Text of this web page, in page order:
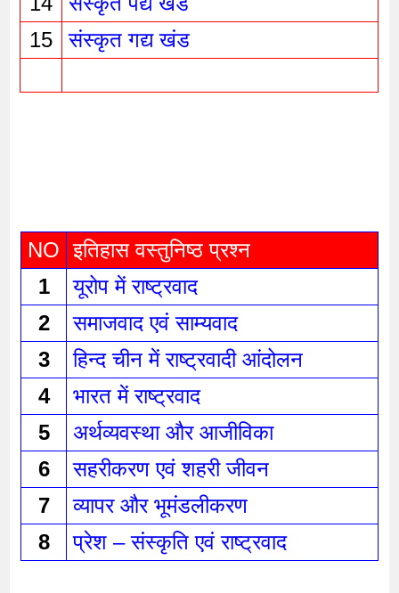
15
संस्कृत गद्य खंड
NO इतिहास वस्तुनिष्ठ प्रश्न
1
यूरोप में राष्ट्रवाद
2
समाजवाद एवं साम्यवाद
3
हिन्द चीन में राष्ट्रवादी आंदोलन
4
भारत में राष्ट्रवाद
5
अर्थव्यवस्था और आजीविका
6
सहरीकरण एवं शहरी जीवन
7
व्यापर और भूमंडलीकरण
8
प्रेश – संस्कृति एवं राष्ट्रवाद